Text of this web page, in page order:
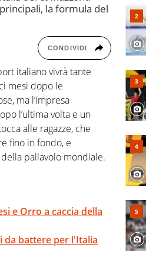
la formula del
CONDIVIDI
italiano vivrà tante
mesi dopo le
ma l’impresa
l’ultima volta e un
alle ragazze, che
fino in fondo, e
pallavolo mondiale.
e Orro a caccia della
da battere per l'Italia